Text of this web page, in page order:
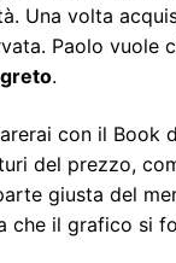
Una volta
Paolo vuole
.
con il Book
del prezzo,
giusta del
il grafico si